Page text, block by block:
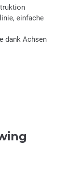
einfache
dank Achsen